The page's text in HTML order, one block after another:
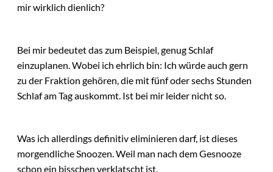
mir wirklich dienlich?
Bei mir bedeutet das zum Beispiel, genug Schlaf
einzuplanen. Wobei ich ehrlich bin: Ich würde auch gern
zu der Fraktion gehören, die mit fünf oder sechs Stunden
Schlaf am Tag auskommt. Ist bei mir leider nicht so.
Was ich allerdings definitiv eliminieren darf, ist dieses
morgendliche Snoozen. Weil man nach dem Gesnooze
schon ein bisschen verklatscht ist.